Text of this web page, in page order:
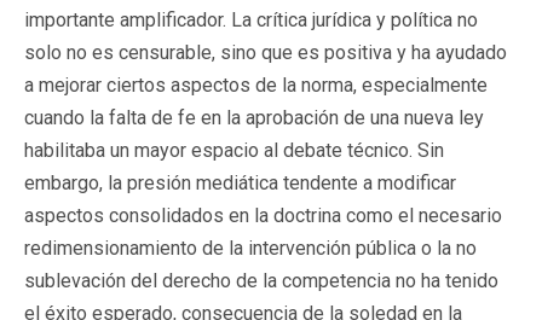
importante amplificador. La crítica jurídica y política no
solo no es censurable, sino que es positiva y ha ayudado
a mejorar ciertos aspectos de la norma, especialmente
cuando la falta de fe en la aprobación de una nueva ley
habilitaba un mayor espacio al debate técnico. Sin
embargo, la presión mediática tendente a modificar
aspectos consolidados en la doctrina como el necesario
redimensionamiento de la intervención pública o la no
sublevación del derecho de la competencia no ha tenido
el éxito esperado, consecuencia de la soledad en la